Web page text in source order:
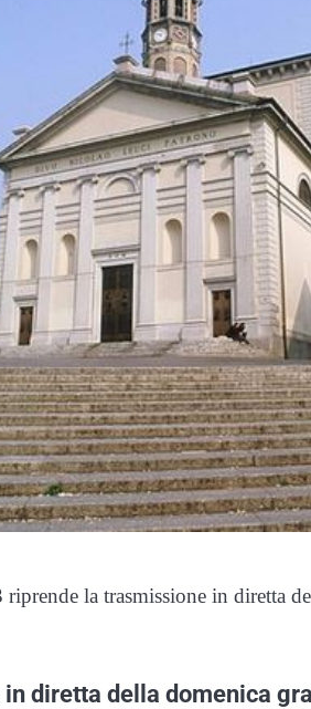
la trasmissione in diretta
diretta della domenica